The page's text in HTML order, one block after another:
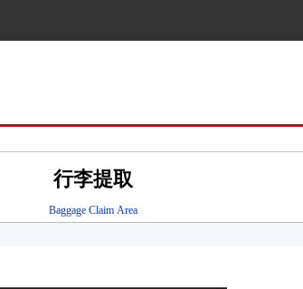
行李提取
Baggage Claim Area